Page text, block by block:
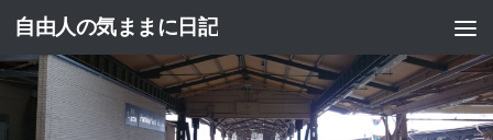
コンテンツへスキップ
自由人の気ままに日記